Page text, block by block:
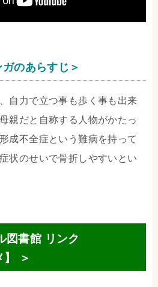
のあらすじ＞
自力で立つ事も歩く事も出来
親だと自称する人物がかたっ
成不全症という難病を持って
状のせいで骨折しやすいとい
図書館 リンク
】 ＞